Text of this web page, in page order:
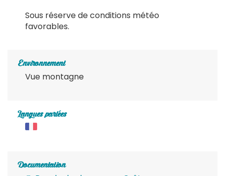
Sous réserve de conditions météo
favorables.
Environnement
Vue montagne
Langues parlées
Documentation